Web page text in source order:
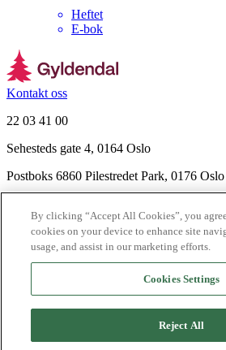
Heftet
E-bok
Kontakt oss
22 03 41 00
Sehesteds gate 4, 0164 Oslo
Postboks 6860 Pilestredet Park, 0176 Oslo
Nyhetsbrev
Ledige stillinger
Send inn manus
Agency
By clicking “Accept All Cookies”, you
cookies on your device to enhance site
usage, and assist in our marketing efforts.
Cookies Settings
Reject All